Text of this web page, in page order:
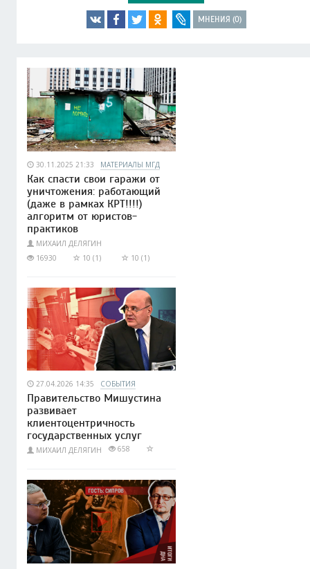
МНЕНИЯ (0)
30.11.2025 21:33 МАТЕРИАЛЫ МГД
Как спасти свои гаражи от
уничтожения: работающий
(даже в рамках КРТ!!!!)
алгоритм от юристов-
практиков
МИХАИЛ ДЕЛЯГИН
16930
10 (1) 10 (1)
27.04.2026 14:35 СОБЫТИЯ
Правительство Мишустина
развивает
клиентоцентричность
государственных услуг
МИХАИЛ ДЕЛЯГИН 658